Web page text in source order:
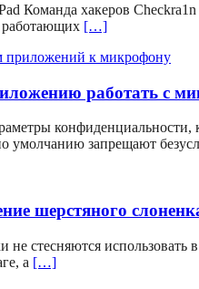
Команда хакеров
работающих […]
работать с
умолчанию запрещают
шерстяного
не стесняются
а […]